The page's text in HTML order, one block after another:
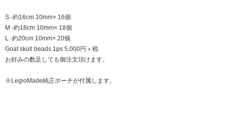
S -約16cm 10mm× 16個
M -約18cm 10mm× 18個
L -約20cm 10mm× 20個
Goat skull beads 1ps 5,000円＋税
お好みの数足しても御注文頂けます。
※LegioMade純正ポーチが付属します。